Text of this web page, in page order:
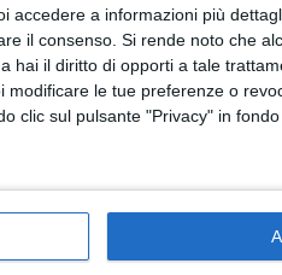
accedere a informazioni più
il consenso. Si rende noto che
hai il diritto di opporti a tale
le tue preferenze o
clic sul pulsante "Privacy" in fondo